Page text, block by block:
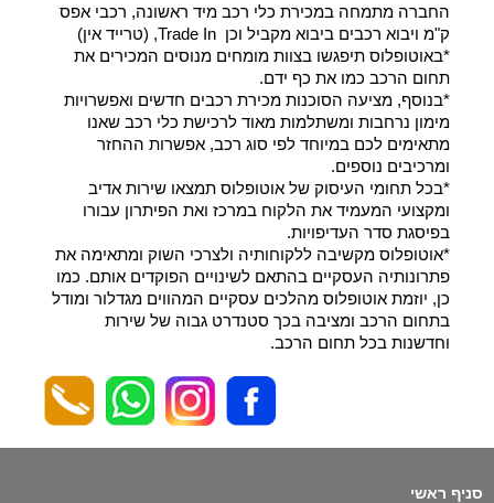
החברה מתמחה במכירת כלי רכב מיד ראשונה, רכבי אפס
ק"מ ויבוא רכבים ביבוא מקביל וכן Trade In, (טרייד אין)
*באוטופלוס תיפגשו בצוות מומחים מנוסים המכירים את
תחום הרכב כמו את כף ידם.
*בנוסף, מציעה הסוכנות מכירת רכבים חדשים ואפשרויות
מימון נרחבות ומשתלמות מאוד לרכישת כלי רכב שאנו
מתאימים לכם במיוחד לפי סוג רכב, אפשרות ההחזר
ומרכיבים נוספים.
*בכל תחומי העיסוק של אוטופלוס תמצאו שירות אדיב
ומקצועי המעמיד את הלקוח במרכז ואת הפיתרון עבורו
בפיסגת סדר העדיפויות.
*אוטופלוס מקשיבה ללקוחותיה ולצרכי השוק ומתאימה את
פתרונותיה העסקיים בהתאם לשינויים הפוקדים אותם. כמו
כן, יוזמת אוטופלוס מהלכים עסקיים המהווים מגדלור ומודל
בתחום הרכב ומציבה בכך סטנדרט גבוה של שירות
וחדשנות בכל תחום הרכב.
סניף ראשי